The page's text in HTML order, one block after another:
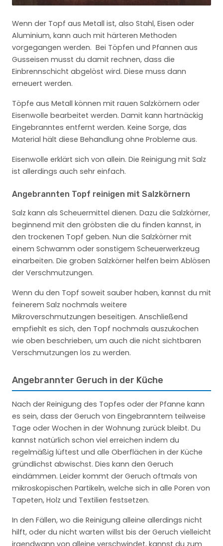
Wenn der Topf aus Metall ist, also Stahl, Eisen oder
Aluminium, kann auch mit härteren Methoden
vorgegangen werden. Bei Töpfen und Pfannen aus
Gusseisen musst du damit rechnen, dass die
Einbrennschicht abgelöst wird. Diese muss dann
erneuert werden.
Töpfe aus Metall können mit rauen Salzkörnern oder
Eisenwolle bearbeitet werden. Damit kann hartnäckig
Eingebranntes entfernt werden. Keine Sorge, das
Material hält diese Behandlung ohne Probleme aus.
Eisenwolle erklärt sich von allein. Die Reinigung mit Salz
ist allerdings auch sehr einfach.
Angebrannten Topf reinigen mit Salzkörnern
Salz kann als Scheuermittel dienen. Dazu die Salzkörner,
beginnend mit den gröbsten die du finden kannst, in
den trockenen Topf geben. Nun die Salzkörner mit
einem Schwamm oder sonstigem Scheuerwerkzeug
einarbeiten. Die groben Salzkörner helfen beim Ablösen
der Verschmutzungen.
Wenn du den Topf soweit sauber haben, kannst du mit
feinerem Salz nochmals weitere
Mikroverschmutzungen beseitigen. Anschließend
empfiehlt es sich, den Topf nochmals auszukochen
wie oben beschrieben, um auch die nicht sichtbaren
Verschmutzungen los zu werden.
Angebrannter Geruch in der Küche
Nach der Reinigung des Topfes oder der Pfanne kann
es sein, dass der Geruch von Eingebranntem teilweise
Tage oder Wochen in der Wohnung zurück bleibt. Du
kannst natürlich schon viel erreichen indem du
regelmäßig lüftest und alle Oberflächen in der Küche
gründlichst abwischst. Dies kann den Geruch
eindämmen. Leider kommt der Geruch oftmals von
mikroskopischen Partikeln, welche sich in alle Poren von
Tapeten, Holz und Textilien festsetzen.
In den Fällen, wo die Reinigung alleine allerdings nicht
hilft, oder du nicht warten willst bis der Geruch vielleicht